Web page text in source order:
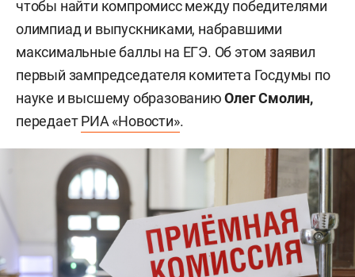
чтобы найти компромисс между победителями
олимпиад и выпускниками, набравшими
максимальные баллы на ЕГЭ. Об этом заявил
первый зампредседателя комитета Госдумы по
науке и высшему образованиюОлег Смолин,
передаетРИА «Новости».